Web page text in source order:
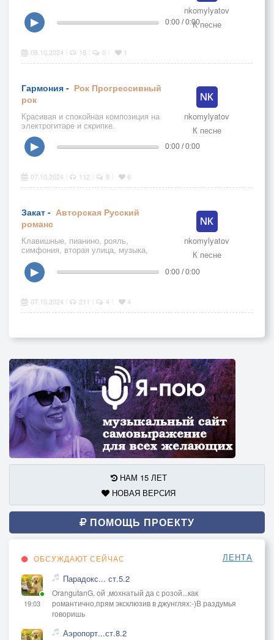
nkomylyatov
К песне
▶ 0:00 / 0:00
08.10.2024 16 0 1
Гармония - Рок Прогрессивный
рок
Красивая и спокойная композиция на
электрогитаре и скрипке.
nkomylyatov
К песне
▶ 0:00 / 0:00
07.10.2024 112 8 6
Закат - Авторская Русский
романс
Клавишные, пианино, рояль,
симфония, вторая улица, музыка,
красивая музыка
nkomylyatov
К песне
▶ 0:00 / 0:00
07.10.2024 211 4 4
НАМ 15 ЛЕТ
НОВАЯ ВЕРСИЯ
ПОМОЩЬ ПРОЕКТУ
ОБСУЖДАЮТ СЕЙЧАС ЛЕНТА
19:03
Парадокс... ст.5.2
OrangutanG, ой ,мохнатый да с розой...как
романтично,прям эксклюзив в джунглях:-)В раздумья
говоришь
Аэропорт...ст.8.2